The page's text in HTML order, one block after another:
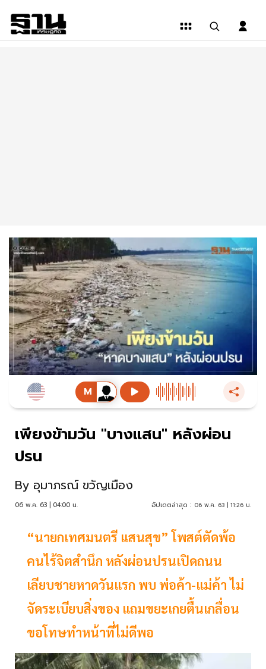
เพียงข้ามวัน "บางแสน" หลังผ่อน
ปรน
By อุมาภรณ์ ขวัญเมือง
06 พ.ค. 63 | 04:00 น. อัปเดตล่าสุด : 06 พ.ค. 63 | 11:26 น.
“นายกเทศมนตรี แสนสุข” โพสต์ตัดพ้อ
คนไร้จิตสำนึก หลังผ่อนปรนเปิดถนน
เลียบชายหาดวันแรก พบ พ่อค้า-แม่ค้า ไม่
จัดระเบียบสิ่งของ แถมขยะเกยตื้นเกลื่อน
ขอโทษทำหน้าที่ไม่ดีพอ